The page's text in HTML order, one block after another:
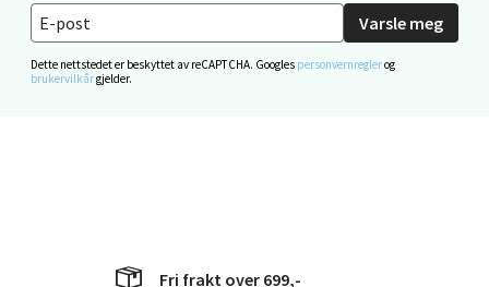
Varsle meg
Dette nettstedet er beskyttet av reCAPTCHA. Googles personvernreglerog
brukervilkårgjelder.
Fri frakt over 699,-
Velg